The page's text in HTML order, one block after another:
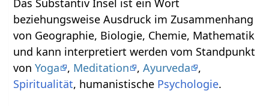
Das Substantiv Insel‏‎ ist ein Wort
beziehungsweise Ausdruck im Zusammenhang
von Geographie, Biologie, Chemie, Mathematik
und kann interpretiert werden vom Standpunkt
vonYoga , Meditation ,Ayurveda
,
Spiritualität, humanistische Psychologie.